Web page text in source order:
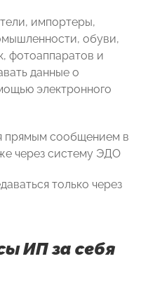
импортеры,
обуви,
фотоаппаратов и
данные о
электронного
прямым сообщением в
через систему ЭДО
только через
ИП за себя